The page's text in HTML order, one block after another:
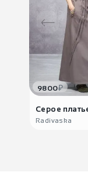
9800₽
Серое
Radivaska